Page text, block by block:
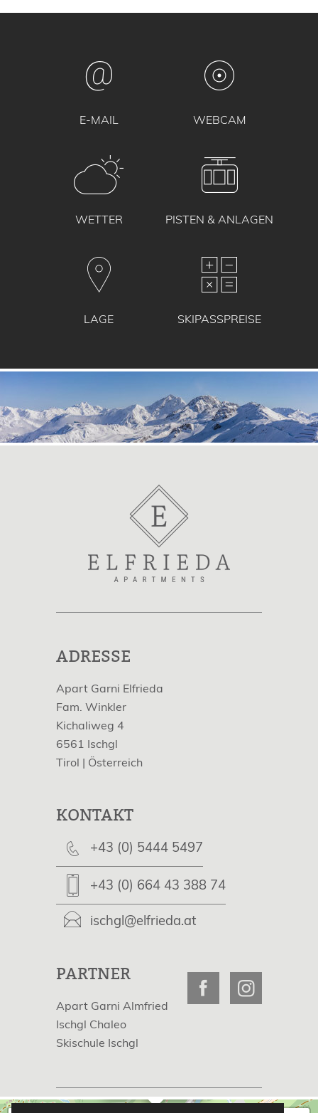
E-MAIL WEBCAM
WETTER PISTEN & ANLAGEN
LAGE SKIPASSPREISE
ADRESSE
Apart Garni Elfrieda
Fam. Winkler
Kichaliweg 4
6561 Ischgl
Tirol | Österreich
KONTAKT
+43 (0) 5444 5497
+43 (0) 664 43 388 74
ischgl@elfrieda.at
PARTNER
Apart Garni Almfried
Ischgl Chaleo
Skischule Ischgl